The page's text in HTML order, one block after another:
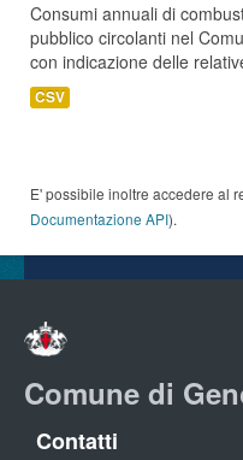
Consumi annuali di
pubblico circolanti nel
con indicazione delle
CSV
E' possibile inoltre accedere al
Documentazione API).
Comune di
Contatti